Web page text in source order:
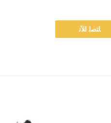
ﺎﺘﺼﻟ ﺍﻶﻧ